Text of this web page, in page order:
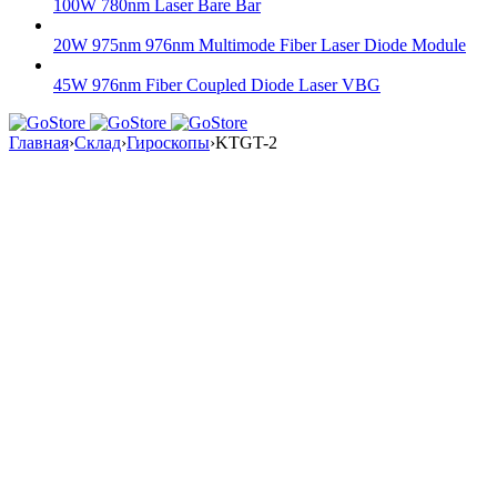
100W 780nm Laser Bare Bar
20W 975nm 976nm Multimode Fiber Laser Diode Module
45W 976nm Fiber Coupled Diode Laser VBG
Главная›Склад›Гироскопы›KTGT-2